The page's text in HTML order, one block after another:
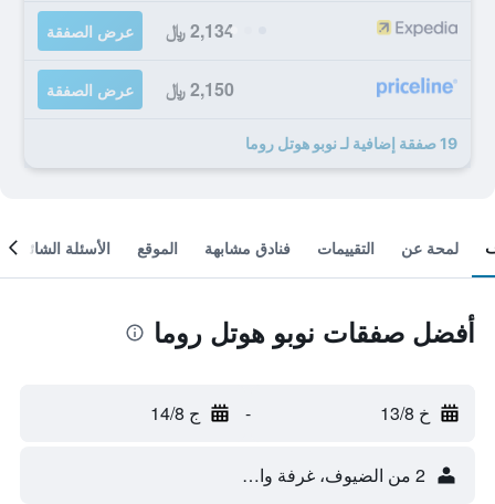
2,134 ﷼ عرض الصفقة
2,150 ﷼ عرض الصفقة
19 صفقة إضافية لـ نوبو هوتل روما
لمحة عن التقييمات فنادق مشابهة الموقع الأسئلة الشائعة
أفضل صفقات نوبو هوتل روما
خ 13/8 - ج 14/8
2 من الضيوف، غرفة واحدة